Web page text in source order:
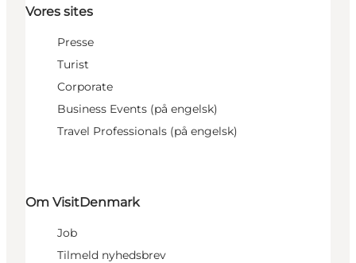
Vores sites
Presse
Turist
Corporate
Business Events (på engelsk)
Travel Professionals (på engelsk)
Om VisitDenmark
Job
Tilmeld nyhedsbrev